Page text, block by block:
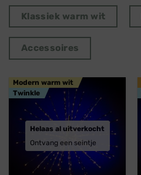
Klassiek warm wit
Accessoires
Modern warm wit
Twinkle
Helaas al uitverkocht
Ontvang een seintje